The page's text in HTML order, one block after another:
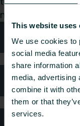
This website uses
We use cookies to
social media
share information
media, advertising
combine it with
them or that
services.
me hoidamme
Tekniken
Usein